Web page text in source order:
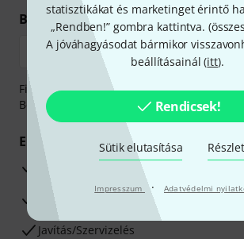
statisztikákat és marketinget érintő
„Rendben!” gombra kattintva. (
A jóváhagyásodat bármikor
beállításainál (itt).
Rendicsek!
Sütik elutasítása
Impresszum · Adatvédelmi
Biztonságos vásárlás és fizetés
Fizessen biztonságosan, titkosítással:
Betéti- vagy hitelkártya segítségével
Előnyök
3 éves Thomann-garancia
30 napos pénzvisszafizetési garancia
Javítás/Szervizelés